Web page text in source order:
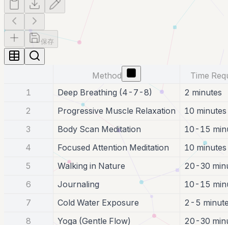
保存
Method
Time
1
Deep Breathing (4-7-8)
2 minutes
2
Progressive Muscle Relaxation
10 minutes
3
Body Scan Meditation
10-15
4
Focused Attention Meditation
10 minutes
5
Walking in Nature
20-30
6
Journaling
10-15
7
Cold Water Exposure
2-5
8
Yoga (Gentle Flow)
20-30